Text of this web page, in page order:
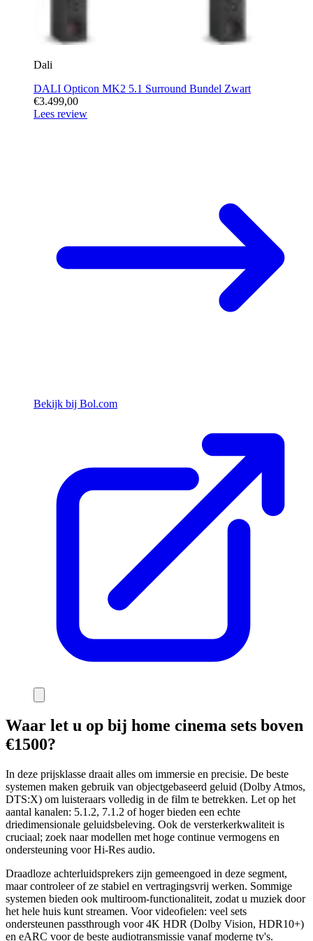
Dali
DALI Opticon MK2 5.1 Surround Bundel Zwart
€3.499,00
Lees review
Bekijk bij Bol.com
Waar let u op bij home cinema sets boven
€1500?
In deze prijsklasse draait alles om immersie en precisie. De beste
systemen maken gebruik van objectgebaseerd geluid (Dolby Atmos,
DTS:X) om luisteraars volledig in de film te betrekken. Let op het
aantal kanalen: 5.1.2, 7.1.2 of hoger bieden een echte
driedimensionale geluidsbeleving. Ook de versterkerkwaliteit is
cruciaal; zoek naar modellen met hoge continue vermogens en
ondersteuning voor Hi-Res audio.
Draadloze achterluidsprekers zijn gemeengoed in deze segment,
maar controleer of ze stabiel en vertragingsvrij werken. Sommige
systemen bieden ook multiroom-functionaliteit, zodat u muziek door
het hele huis kunt streamen. Voor videofielen: veel sets
ondersteunen passthrough voor 4K HDR (Dolby Vision, HDR10+)
en eARC voor de beste audiotransmissie vanaf moderne tv's.